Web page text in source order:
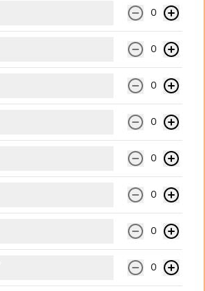
Carne angus, queso cheddar, aros de
cebolla, tocino, cebolla salteada y
Carne angus, queso cheddar, tocino,
cebolla salteada, pepinillos y salsa
0
0
0
0
0
0
0
0